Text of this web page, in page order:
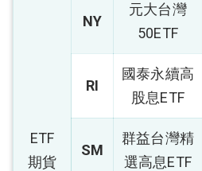
ETF
期貨
NY
元大台灣
50ETF
RI
國泰永續高
股息ETF
SM
群益台灣精
選高息ETF